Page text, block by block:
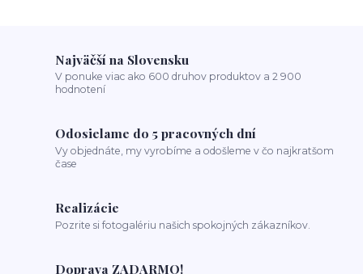
Najväčší na Slovensku
V ponuke viac ako 600 druhov produktov a 2 900
hodnotení
Odosielame do 5 pracovných dní
Vy objednáte, my vyrobíme a odošleme v čo najkratšom
čase
Realizácie
Pozrite si fotogalériu našich spokojných zákazníkov.
Doprava ZADARMO!